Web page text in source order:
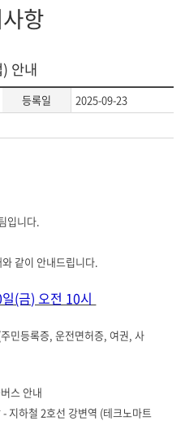
항
안내
등록일
2025-09-23
입니다.
같이 안내드립니다.
(금) 오전 10시
민등록증, 운전면허증, 여권, 사
스 안내
지하철 2호선 강변역 (테크노마트